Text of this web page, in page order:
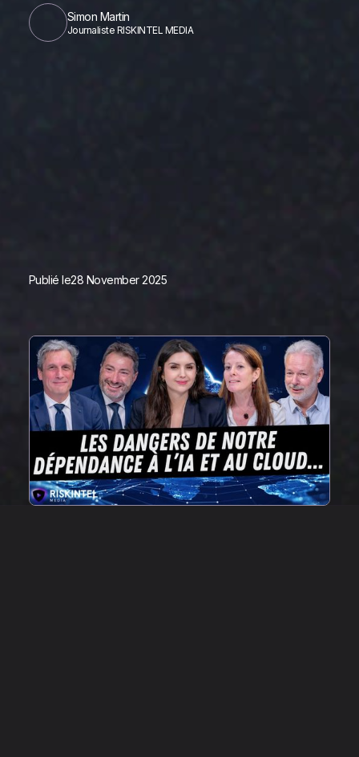
Simon Martin
Journaliste RISKINTEL MEDIA
Publié le28 November 2025